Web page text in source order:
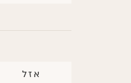
אזל